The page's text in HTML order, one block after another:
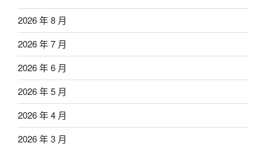
2026 年 8 月
2026 年 7 月
2026 年 6 月
2026 年 5 月
2026 年 4 月
2026 年 3 月